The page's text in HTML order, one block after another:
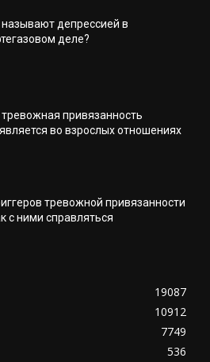
называют депрессией в
деле?
тревожная привязанность
во взрослых отношениях
тревожной привязанности
с ними справляться
19087
10912
7749
536